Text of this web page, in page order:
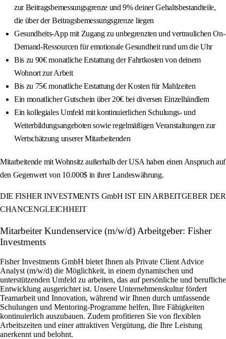
zur Beitragsbemessungsgrenze und 9% deiner Gehaltsbestandteile,
die über der Beitragsbemessungsgrenze liegen
Gesundheits-App mit Zugang zu unbegrenzten und vertraulichen On-
Demand-Ressourcen für emotionale Gesundheit rund um die Uhr
Bis zu 90€ monatliche Erstattung der Fahrtkosten von deinem
Wohnort zur Arbeit
Bis zu 75€ monatliche Erstattung der Kosten für Mahlzeiten
Ein monatlicher Gutschein über 20€ bei diversen Einzelhändlern
Ein kollegiales Umfeld mit kontinuierlichen Schulungs- und
Weiterbildungsangeboten sowie regelmäßigen Veranstaltungen zur
Wertschätzung unserer Mitarbeitenden
Mitarbeitende mit Wohnsitz außerhalb der USA haben einen Anspruch auf
den Gegenwert von 10.000$ in ihrer Landeswährung.
DIE FISHER INVESTMENTS GmbH IST EIN ARBEITGEBER DER
CHANCENGLEICHHEIT
Mitarbeiter Kundenservice (m/w/d) Arbeitgeber: Fisher
Investments
Fisher Investments GmbH bietet Ihnen als Private Client Advice
Analyst (m/w/d) die Möglichkeit, in einem dynamischen und
unterstützenden Umfeld zu arbeiten, das auf persönliche und berufliche
Entwicklung ausgerichtet ist. Unsere Unternehmenskultur fördert
Teamarbeit und Innovation, während wir Ihnen durch umfassende
Schulungen und Mentoring-Programme helfen, Ihre Fähigkeiten
kontinuierlich auszubauen. Zudem profitieren Sie von flexiblen
Arbeitszeiten und einer attraktiven Vergütung, die Ihre Leistung
anerkennt und belohnt.